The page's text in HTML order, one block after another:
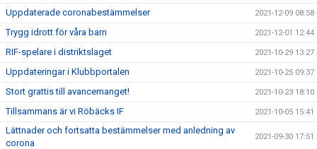
Uppdaterade coronabestämmelser 2021-12-09 08:58
Trygg idrott för våra barn 2021-12-01 12:44
RIF-spelare i distriktslaget 2021-10-29 13:27
Uppdateringar i Klubbportalen 2021-10-25 09:37
Stort grattis till avancemanget! 2021-10-23 18:10
Tillsammans är vi Röbäcks IF 2021-10-05 15:41
Lättnader och fortsatta bestämmelser med anledning av
corona
2021-09-30 17:51